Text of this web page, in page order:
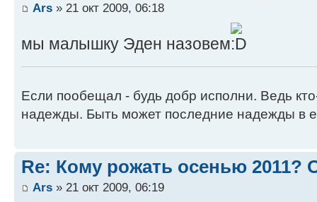
Ars » 21 окт 2009, 06:18
мы малышку Эден назовем
Если пообещал - будь добр исполни. Ведь
надежды. Быть может последние надежды в
Re: Кому рожать осенью 2011?
Ars » 21 окт 2009, 06:19